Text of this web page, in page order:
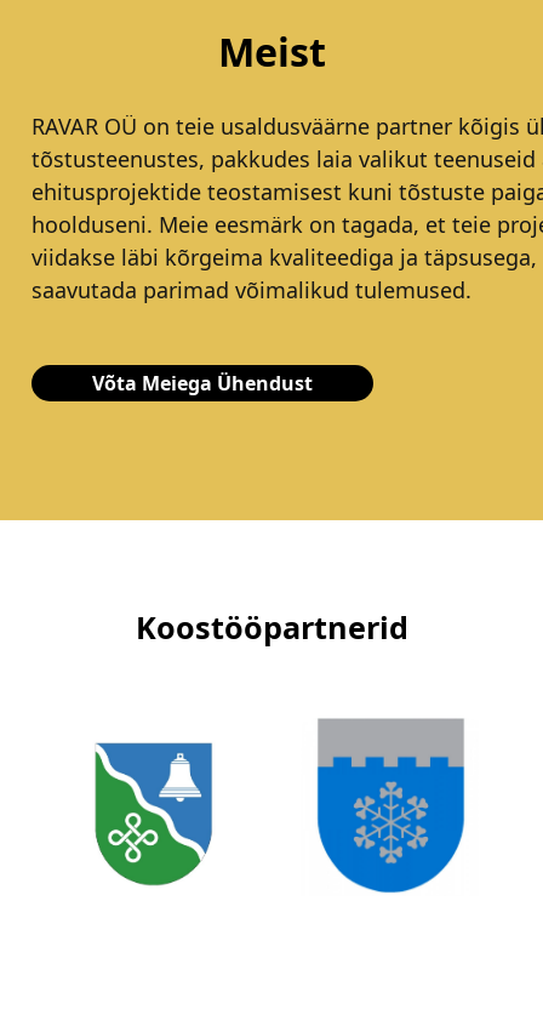
Meist
RAVAR OÜ on teie usaldusväärne partner kõigis
tõstusteenustes, pakkudes laia valikut teenuseid
ehitusprojektide teostamisest kuni tõstuste
hoolduseni. Meie eesmärk on tagada, et teie
viidakse läbi kõrgeima kvaliteediga ja täpsusega,
saavutada parimad võimalikud tulemused.
Võta Meiega Ühendust
Koostööpartnerid